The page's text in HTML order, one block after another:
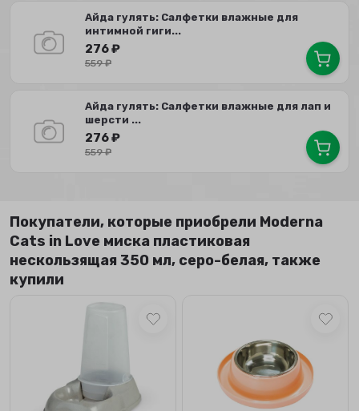
Айда гулять: Салфетки влажные для
интимной гиги...
276₽
559₽
Айда гулять: Салфетки влажные для лап и
шерсти ...
276₽
559₽
Покупатели, которые приобрели Moderna
Cats in Love миска пластиковая
нескользящая 350 мл, серо-белая, также
купили